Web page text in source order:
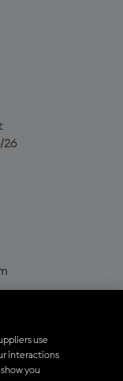
26
use
interactions
you